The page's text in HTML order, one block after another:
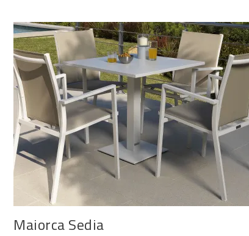
Maiorca Sedia